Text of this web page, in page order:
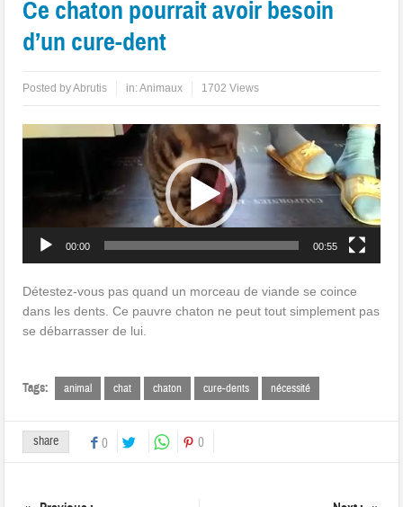
Ce chaton pourrait avoir besoin
d’un cure-dent
Posted byAbrutis in:Animaux 1702 Views
00:00 00:55
Détestez-vous pas quand un morceau de viande se coince
dans les dents. Ce pauvre chaton ne peut tout simplement pas
se débarrasser de lui.
Tags: animal chat chaton cure-dents nécessité
share 0 0